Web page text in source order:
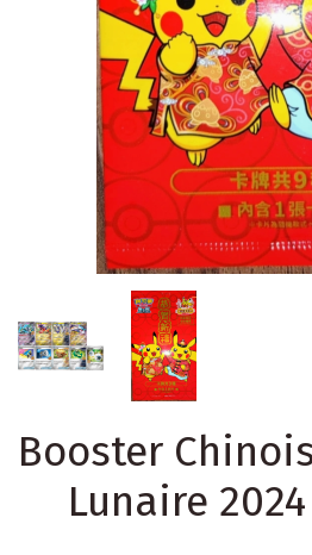
Booster
Lunaire